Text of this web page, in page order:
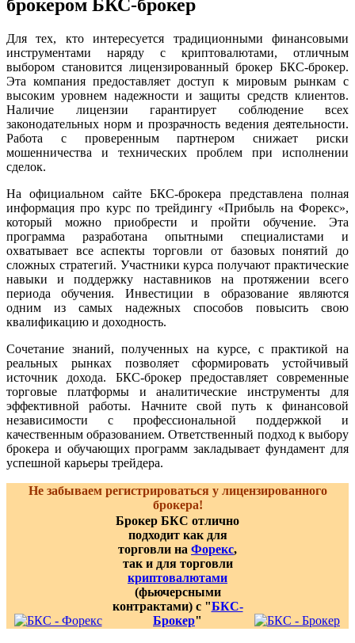
брокером БКС-брокер
Для тех, кто интересуется традиционными финансовыми
инструментами наряду с криптовалютами, отличным
выбором становится лицензированный брокер БКС-брокер.
Эта компания предоставляет доступ к мировым рынкам с
высоким уровнем надежности и защиты средств клиентов.
Наличие лицензии гарантирует соблюдение всех
законодательных норм и прозрачность ведения деятельности.
Работа с проверенным партнером снижает риски
мошенничества и технических проблем при исполнении
сделок.
На официальном сайте БКС-брокера представлена полная
информация про курс по трейдингу «Прибыль на Форекс»,
который можно приобрести и пройти обучение. Эта
программа разработана опытными специалистами и
охватывает все аспекты торговли от базовых понятий до
сложных стратегий. Участники курса получают практические
навыки и поддержку наставников на протяжении всего
периода обучения. Инвестиции в образование являются
одним из самых надежных способов повысить свою
квалификацию и доходность.
Сочетание знаний, полученных на курсе, с практикой на
реальных рынках позволяет сформировать устойчивый
источник дохода. БКС-брокер предоставляет современные
торговые платформы и аналитические инструменты для
эффективной работы. Начните свой путь к финансовой
независимости с профессиональной поддержкой и
качественным образованием. Ответственный подход к выбору
брокера и обучающих программ закладывает фундамент для
успешной карьеры трейдера.
Не забываем регистрироваться у лицензированного
брокера!
Брокер БКС отлично
подходит как для
торговли на Форекс,
так и для торговли
криптовалютами
(фьючерсными
контрактами) с "БКС-
Брокер"